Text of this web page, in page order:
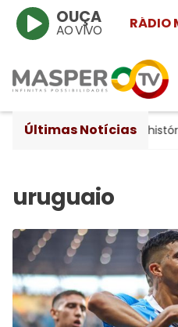
RÁDIO
OUÇA
AO VIVO
Últimas Notícias
anos entre avanços